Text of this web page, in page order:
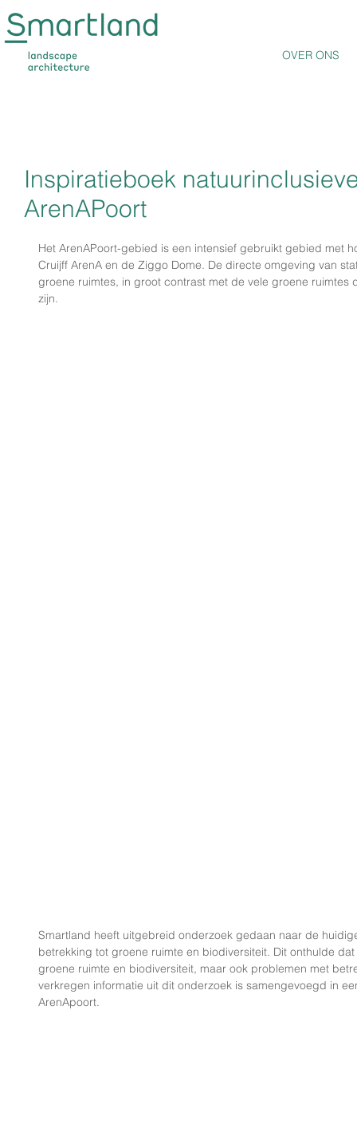
OVER ONS
Inspiratieboek
ArenAPoort
Het ArenAPoort-gebied is een intensief gebruikt gebied met
Cruijff ArenA en de Ziggo Dome. De directe omgeving van
groene ruimtes, in groot contrast met de vele groene
zijn.
Smartland heeft uitgebreid onderzoek gedaan naar de
betrekking tot groene ruimte en biodiversiteit. Dit onthulde
groene ruimte en biodiversiteit, maar ook problemen met
verkregen informatie uit dit onderzoek is samengevoegd in
ArenApoort.